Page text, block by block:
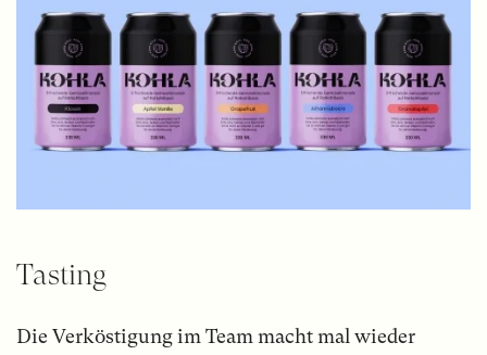
Tasting
Die Verköstigung im Team macht mal wieder